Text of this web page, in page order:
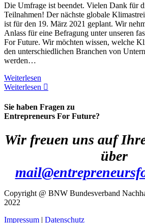
Die Umfrage ist beendet. Vielen Dank für
Teilnahmen! Der nächste globale
ist für den 19. März 2021 geplant. Wir
Anlass für eine Befragung unter unseren
For Future. Wir möchten wissen, welche
den unterschiedlichen Branchen von
werden…
Weiterlesen
Weiterlesen
Sie haben Fragen zu
Entrepreneurs For Future?
Wir freuen uns auf
über
Copyright @ BNW Bundesverband
2022
Impressum | Datenschutz